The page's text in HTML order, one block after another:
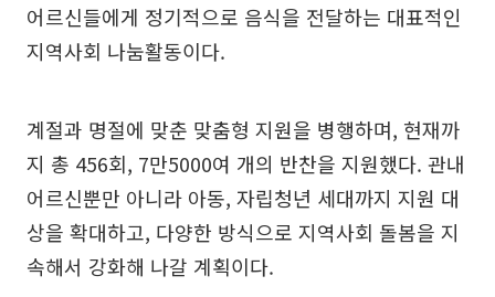
어르신들에게 정기적으로 음식을 전달하는 대표적인
지역사회 나눔활동이다.
계절과 명절에 맞춘 맞춤형 지원을 병행하며, 현재까
지 총 456회, 7만5000여 개의 반찬을 지원했다. 관내
어르신뿐만 아니라 아동, 자립청년 세대까지 지원 대
상을 확대하고, 다양한 방식으로 지역사회 돌봄을 지
속해서 강화해 나갈 계획이다.